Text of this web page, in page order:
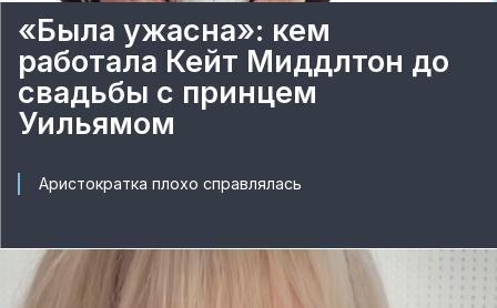
«Была ужасна»: кем
работала Кейт Миддлтон до
свадьбы с принцем
Уильямом
Аристократка плохо справлялась